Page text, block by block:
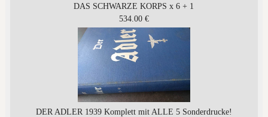
DAS SCHWARZE KORPS x 6 + 1
534.00 €
DER ADLER 1939 Komplett mit ALLE 5 Sonderdrucke!